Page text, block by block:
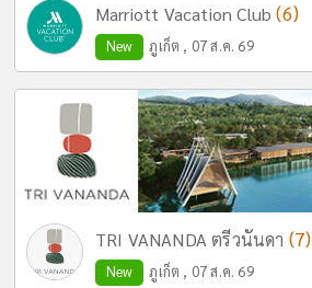
Marriott Vacation Club(6)
New ภูเก็ต , 07 ส.ค. 69
TRI VANANDA ตรีวนันดา (7)
New ภูเก็ต , 07 ส.ค. 69